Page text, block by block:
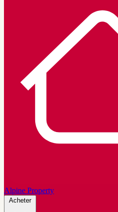
Alpine Property
Acheter